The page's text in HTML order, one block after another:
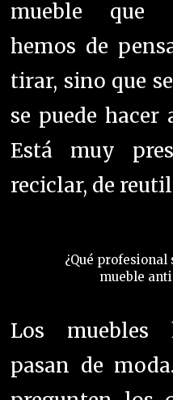
se puede hacer
Está muy
reciclar, de
Los muebles
pasan de
cejas
Manolo
cinco
venta, en la
Christie’s de